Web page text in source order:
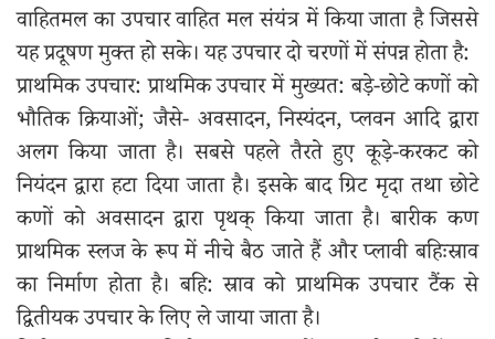
वाहितमल का उपचार वाहित मल संयंत्र में किया जाता है जिससे
यह प्रदूषण मुक्त हो सके। यह उपचार दो चरणों में संपन्न होता है:
प्राथमिक उपचार: प्राथमिक उपचार में मुख्यत: बड़े-छोटे कणों को
भौतिक क्रियाओं; जैसे- अवसादन, निस्यंदन, प्लवन आदि द्वारा
अलग किया जाता है। सबसे पहले तैरते हुए कूड़े-करकट को
नियंदन द्वारा हटा दिया जाता है। इसके बाद ग्रिट मृदा तथा छोटे
कणों को अवसादन द्वारा पृथक् किया जाता है। बारीक कण
प्राथमिक स्लज के रूप में नीचे बैठ जाते हैं और प्लावी बहिःस्राव
का निर्माण होता है। बहि: स्राव को प्राथमिक उपचार टैंक से
द्वितीयक उपचार के लिए ले जाया जाता है।